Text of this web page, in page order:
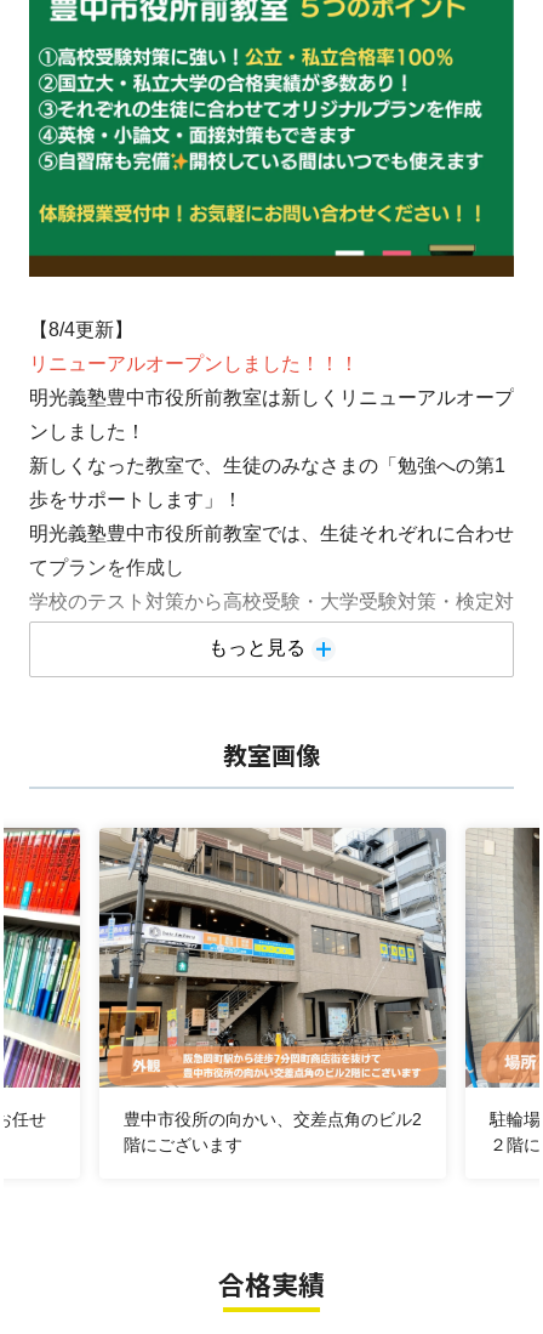
【8/4更新】
リニューアルオープンしました！！！
明光義塾豊中市役所前教室は新しくリニューアルオープ
ンしました！
新しくなった教室で、生徒のみなさまの「勉強への第1
歩をサポートします」！
明光義塾豊中市役所前教室では、生徒それぞれに合わせ
てプランを作成し
学校のテスト対策から高校受験・大学受験対策・検定対
策など…幅広い対策を実施しています。
お問い合わせはこちら▶TEL：06-6857-0131
【受付時間】
月曜～金曜：14時～21時30分
土曜：14時～20時
※日曜日は休校
無料体験授業の申込はこちらから。
▶ Instagramはこちら
明光義塾 豊中市役所前教室ってどんな教室？
小学生は45分授業もあります
曜日・時間は自由に選べます
もっと見る
教室画像
任せ
豊中市役所の向かい、交差点角のビル2
階にございます
駐輪
２階
合格実績